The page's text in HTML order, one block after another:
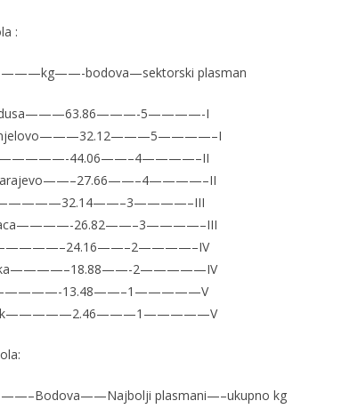
:
bodova—sektorski plasman
5————-I
Crnjelovo———32.12———5————–I
44.06——–4————–II
Sarajevo——–27.66——–4————–II
26.82——–3————–III
Luka————–18.88——-2—————IV
13.48——–1—————V
plasmani—–ukupno kg